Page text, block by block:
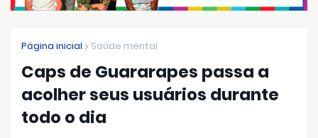
Página inicial Saúde mental
Caps de Guararapes passa a
acolher seus usuários durante
todo o dia